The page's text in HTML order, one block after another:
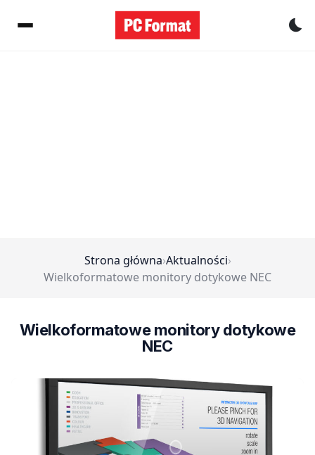
Strona główna›Aktualności›
Wielkoformatowe monitory dotykowe NEC
Wielkoformatowe monitory dotykowe
NEC